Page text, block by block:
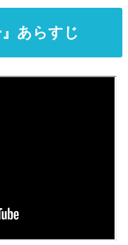
あらすじ